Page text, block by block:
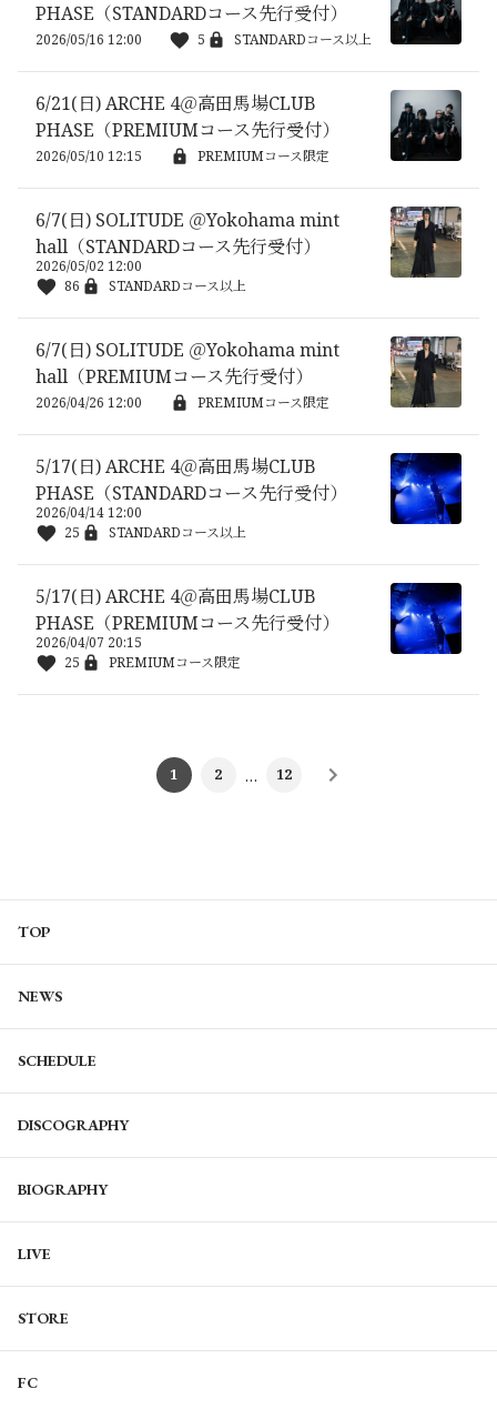
PHASE（STANDARDコース先行受付）
2026/05/16 12:00 5 STANDARDコース以上
6/21(日) ARCHE 4＠高田馬場CLUB
PHASE（PREMIUMコース先行受付）
2026/05/10 12:15 PREMIUMコース限定
6/7(日) SOLITUDE ＠Yokohama mint
hall（STANDARDコース先行受付）
2026/05/02 12:00
86
STANDARDコース以上
6/7(日) SOLITUDE ＠Yokohama mint
hall（PREMIUMコース先行受付）
2026/04/26 12:00 PREMIUMコース限定
5/17(日) ARCHE 4＠高田馬場CLUB
PHASE（STANDARDコース先行受付）
2026/04/14 12:00
25
STANDARDコース以上
5/17(日) ARCHE 4＠高田馬場CLUB
PHASE（PREMIUMコース先行受付）
2026/04/07 20:15
25
PREMIUMコース限定
1 2 … 12
TOP
NEWS
SCHEDULE
DISCOGRAPHY
BIOGRAPHY
LIVE
STORE
FC